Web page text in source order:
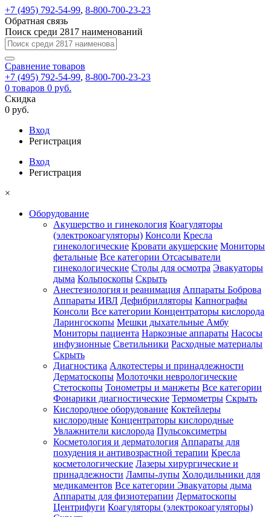
+7 (495) 792-54-99, 8-800-700-23-23
Обратная связь
Поиск среди 2817 наименований
Сравнение товаров
+7 (495) 792-54-99, 8-800-700-23-23
0 товаров 0 руб.
Скидка
0 руб.
Вход
Регистрация
Вход
Регистрация
×
Оборудование
Акушерство и гинекология Коагуляторы
(электрокоагуляторы) Консоли Кресла
гинекологические Кровати акушерские Мониторы
фетальные Все категории Отсасыватели
гинекологические Столы для осмотра Эвакуаторы
дыма Кольпоскопы Скрыть
Анестезиология и реанимация Аппараты Боброва
Аппараты ИВЛ Дефибрилляторы Капнографы
Консоли Все категории Концентраторы кислорода
Ларингоскопы Мешки дыхательные Амбу
Мониторы пациента Наркозные аппараты Насосы
инфузионные Светильники Расходные материалы
Скрыть
Диагностика Алкотестеры и принадлежности
Дерматоскопы Молоточки неврологические
Стетоскопы Тонометры и манжеты Все категории
Фонарики диагностические Термометры Скрыть
Кислородное оборудование Коктейлеры
кислородные Концентраторы кислородные
Увлажнители кислорода Пульсоксиметры
Косметология и дерматология Аппараты для
похудения и антивозрастной терапии Кресла
косметологические Лазеры хирургические и
принадлежности Лампы-лупы Холодильники для
медикаментов Все категории Эвакуаторы дыма
Аппараты для физиотерапии Дерматоскопы
Центрифуги Коагуляторы (электрокоагуляторы)